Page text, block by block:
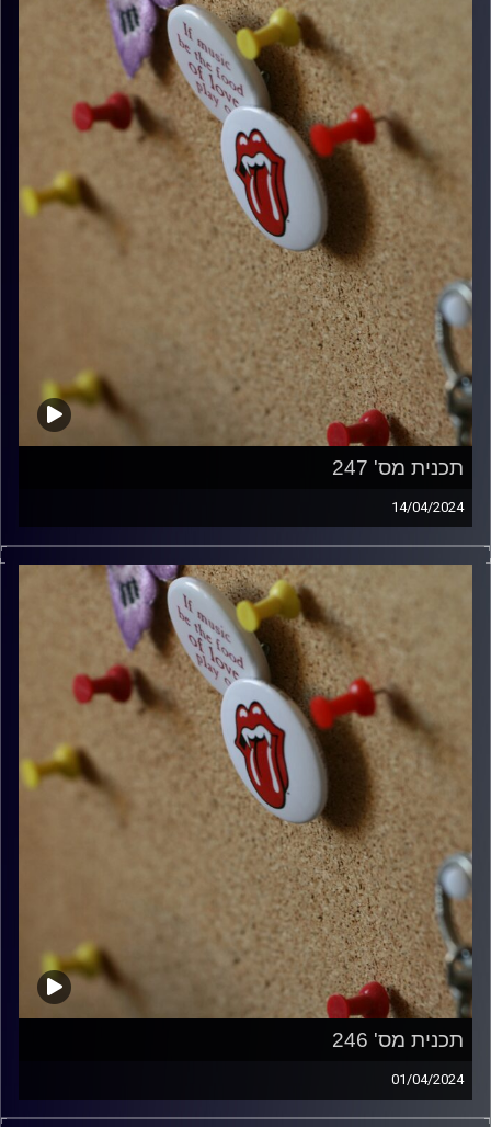
תכנית מס' 247
14/04/2024
קלאסיקות רוק עם אורן הוף
קרדיט תמונות: włodi
תכנית מס' 246
01/04/2024
קלאסיקות רוק עם אורן הוף